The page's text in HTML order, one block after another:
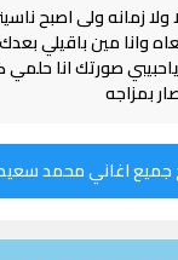
زمانه ولى اصبح
وانا مين باقيلي
صورتك انا
بمزاجه
اغاني محمد سعيد 67